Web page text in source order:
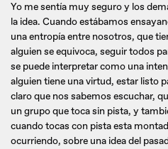
Yo me sentía muy seguro y los
la idea. Cuando estábamos
una entropía entre nosotros, que
alguien se equivoca, seguir todos
se puede interpretar como una
alguien tiene una virtud, estar listo
claro que nos sabemos escuchar,
un grupo que toca sin pista, y
cuando tocas con pista esta
ocurriendo, sobre una idea del